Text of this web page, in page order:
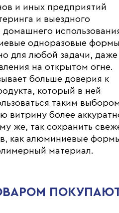
и иных предприятий
и выездного
одноразовые
для любой задачи, даже
на открытом огне.
больше доверия к
который в ней
таким
витрину более
же, так сохранить
как алюминиевые
материал.